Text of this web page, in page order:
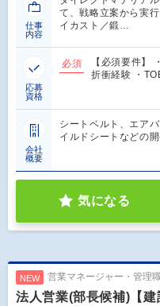
仕事
内容
て、戦略立案から実
イカスト／鍛…
応募
資格
必須
【必須要件】
折衝経験 ・
会社
概要
シートベルト、エア
イルドシートなどの
気になる
NEW 営業マネージャー・管理
法人営業(部長候補)【